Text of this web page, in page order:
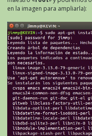
en la imagen para ampliarla):